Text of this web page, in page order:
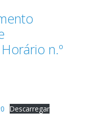
n.º
Descarregar